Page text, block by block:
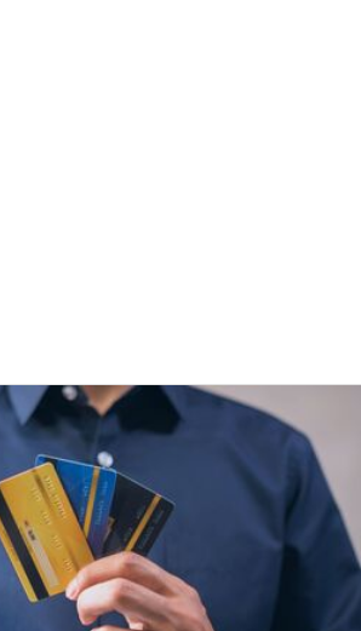
міфів: три типові сценарії
дій, щоб вберегти свої
аби не переплачувати за "швидку
т.